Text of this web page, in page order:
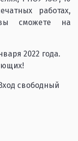
работах,
сможете на
2022 года.
свободный